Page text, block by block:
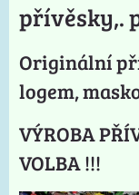
přívěsky,.
Originální
logem,
VÝROBA
VOLBA !!!